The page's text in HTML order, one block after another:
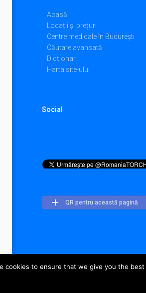
Acasă
Locații și prețuri
Centre medicale în București
Căutare avansată
Dicționar
Harta site-ului
Social
QR pentru această pagină
cookies to ensure that we give you the